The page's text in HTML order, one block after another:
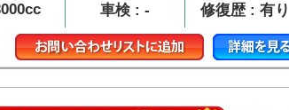
車検 : - 修復歴 : 有り